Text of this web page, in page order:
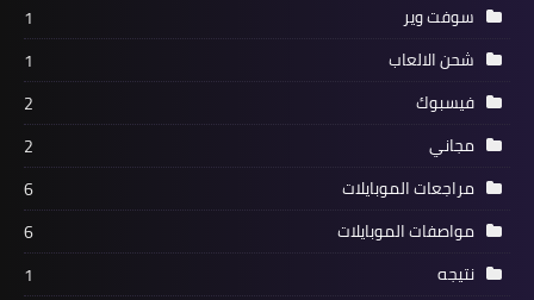
سوفت وير
1
شحن الالعاب
1
فيسبوك
2
مجاني
2
مراجعات الموبايلات
6
مواصفات الموبايلات
6
نتيجه
1